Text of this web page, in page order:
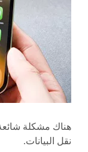
نقل البيانات.